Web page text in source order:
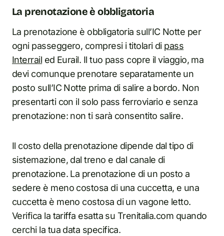
La prenotazione è obbligatoria
La prenotazione è obbligatoria sull’IC Notte per
ogni passeggero, compresi i titolari di pass
Interrail ed Eurail. Il tuo pass copre il viaggio, ma
devi comunque prenotare separatamente un
posto sull’IC Notte prima di salire a bordo. Non
presentarti con il solo pass ferroviario e senza
prenotazione: non ti sarà consentito salire.
Il costo della prenotazione dipende dal tipo di
sistemazione, dal treno e dal canale di
prenotazione. La prenotazione di un posto a
sedere è meno costosa di una cuccetta, e una
cuccetta è meno costosa di un vagone letto.
Verifica la tariffa esatta su Trenitalia.com quando
cerchi la tua data specifica.